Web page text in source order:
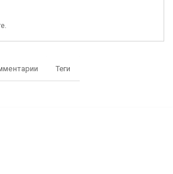
Теги